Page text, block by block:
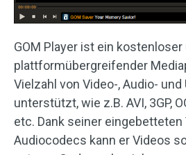
GOM Player ist ein kostenloser
plattformübergreifender
Vielzahl von Video-, Audio-
unterstützt, wie z.B. AVI, 3GP,
etc. Dank seiner eingebetteten
Audiocodecs kann er Videos